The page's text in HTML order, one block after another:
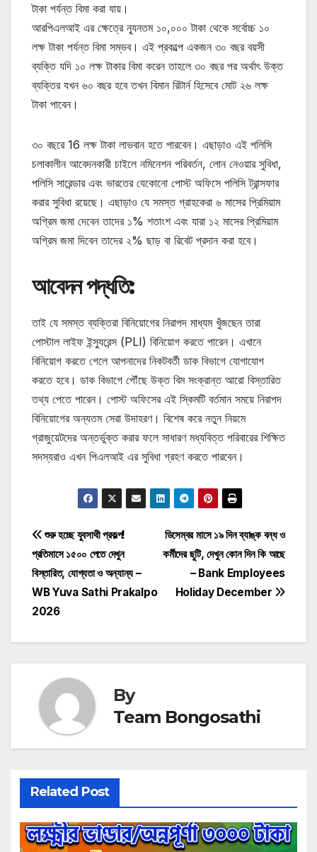
টাকা পর্যন্ত বিমা করা যায়।
আরপিএলআই এর ক্ষেত্রে ন্যূনতম ১০,০০০ টাকা থেকে সর্বোচ্চ ১০
লক্ষ টাকা পর্যন্ত বিমা সম্ভব। এই প্রকল্পে একজন ৩০ বছর বয়সী
ব্যক্তি যদি ১০ লক্ষ টাকার বিমা করেন তাহলে ৩০ বছর পর অর্থাৎ উক্ত
ব্যক্তির যখন ৬০ বছর হবে তখন বিমান রিটার্ন হিসেবে মোট ২৬ লক্ষ
টাকা পাবেন।
৩০ বছরে 16 লক্ষ টাকা লাভবান হতে পারবেন। এছাড়াও এই পলিসি
চলাকালীন আবেদনকারী চাইলে নমিনেশন পরিবর্তন, লোন নেওয়ার সুবিধা,
পলিসি সারেন্ডার এবং ভারতের যেকোনো পোস্ট অফিসে পলিসি ট্রান্সফার
করার সুবিধা রয়েছে। এছাড়াও যে সমস্ত গ্রাহকেরা ৬ মাসের প্রিমিয়াম
অগ্রিম জমা দেবেন তাদের ১% শতাংশ এবং যারা ১২ মাসের প্রিমিয়াম
অগ্রিম জমা দিবেন তাদের ২% ছাড় বা রিবেট প্রদান করা হবে।
আবেদন পদ্ধতি:
তাই যে সমস্ত ব্যক্তিরা বিনিয়োগের নিরাপদ মাধ্যম খুঁজছেন তারা
পোস্টাল লাইফ ইন্স্যুরেন্স (PLI) বিনিয়োগ করতে পারেন। এখানে
বিনিয়োগ করতে গেলে আপনাদের নিকটবর্তী ডাক বিভাগে যোগাযোগ
করতে হবে। ডাক বিভাগে পৌঁছে উক্ত বিম সংক্রান্ত আরো বিস্তারিত
তথ্য পেতে পারেন। পোস্ট অফিসের এই স্কিমটি বর্তমান সময়ে নিরাপদ
বিনিয়োগের অন্যতম সেরা উদাহরণ। বিশেষ করে নতুন নিয়মে
গ্রাজুয়েটদের অন্তর্ভুক্ত করার ফলে সাধারণ মধ্যবিত্ত পরিবারের শিক্ষিত
সদস্যরাও এখন পিএলআই এর সুবিধা গ্রহণ করতে পারবেন।
Post
navigation
ডিসেম্বর মাসে ১৯ দিন ব্যাঙ্ক বন্ধ ও
কর্মীদের ছুটি, দেখুন কোন দিন কি আছে
– Bank Employees
Holiday December
শুরু হচ্ছে যুবসাথী প্রকল্প!
প্রতিমাসে ১৫০০ পেতে দেখুন
বিস্তারিত, যোগ্যতা ও অন্যান্য –
WB Yuva Sathi Prakalpo
2026
By
Team Bongosathi
Related Post